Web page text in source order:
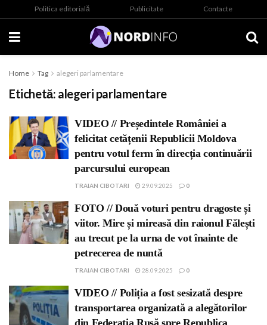
Politica editorială Publicitate Contacte
Home Tag alegeri parlamentare
Etichetă: alegeri parlamentare
VIDEO // Președintele României a
felicitat cetățenii Republicii Moldova
pentru votul ferm în direcția continuării
parcursului european
TRAIAN CIBOTARI 29.09.2025 0
FOTO // Două voturi pentru dragoste și
viitor. Mire și mireasă din raionul Fălești
au trecut pe la urna de vot înainte de
petrecerea de nuntă
TRAIAN CIBOTARI 28.09.2025 0
VIDEO // Poliția a fost sesizată despre
transportarea organizată a alegătorilor
din Federația Rusă spre Republica